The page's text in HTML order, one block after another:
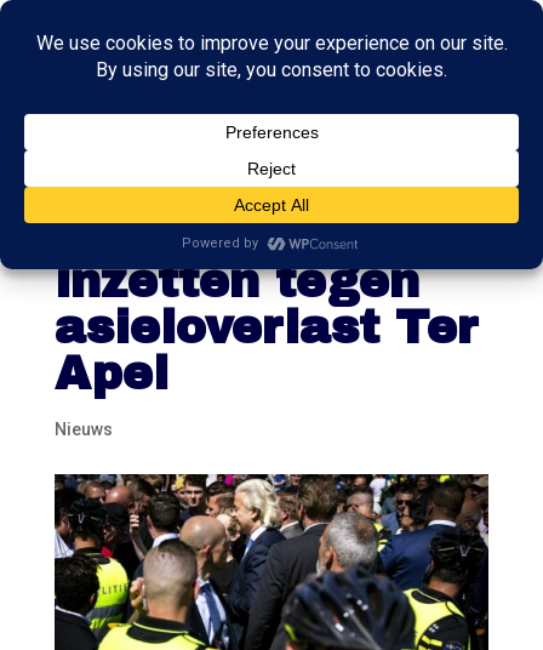
PVV-leider
Wilders: leger
inzetten tegen
asieloverlast Ter
Apel
Nieuws